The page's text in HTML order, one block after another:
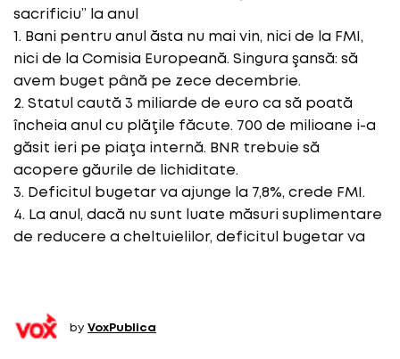
sacrificiu” la anul
1. Bani pentru anul ăsta nu mai vin, nici de la FMI,
nici de la Comisia Europeană. Singura şansă: să
avem buget până pe zece decembrie.
2. Statul caută 3 miliarde de euro ca să poată
încheia anul cu plăţile făcute. 700 de milioane i-a
găsit ieri pe piaţa internă. BNR trebuie să
acopere găurile de lichiditate.
3. Deficitul bugetar va ajunge la 7,8%, crede FMI.
4. La anul, dacă nu sunt luate măsuri suplimentare
de reducere a cheltuielilor, deficitul bugetar va
by VoxPublica